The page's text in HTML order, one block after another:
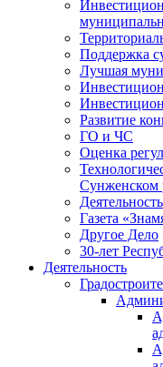
Поддержка
Лучшая
Развитие
ГО и ЧС
Оценка
Сунженском
Газета
Другое Дело
30-лет
Деятельность